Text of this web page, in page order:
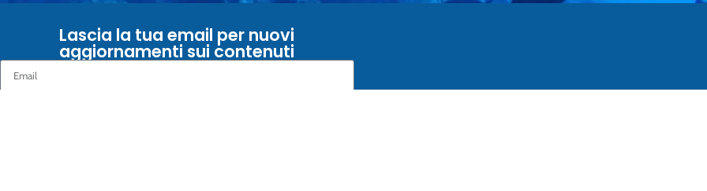
Lascia la tua email per nuovi
aggiornamenti sui contenuti